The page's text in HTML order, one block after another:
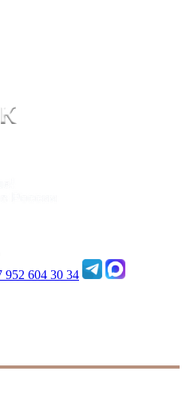
952 604 30 34